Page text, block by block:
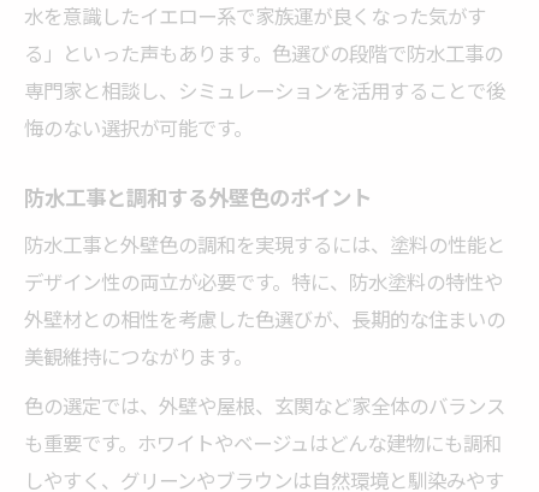
水を意識したイエロー系で家族運が良くなった気がす
る」といった声もあります。色選びの段階で防水工事の
専門家と相談し、シミュレーションを活用することで後
悔のない選択が可能です。
防水工事と調和する外壁色のポイント
防水工事と外壁色の調和を実現するには、塗料の性能と
デザイン性の両立が必要です。特に、防水塗料の特性や
外壁材との相性を考慮した色選びが、長期的な住まいの
美観維持につながります。
色の選定では、外壁や屋根、玄関など家全体のバランス
も重要です。ホワイトやベージュはどんな建物にも調和
しやすく、グリーンやブラウンは自然環境と馴染みやす